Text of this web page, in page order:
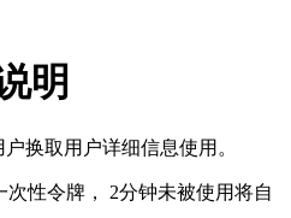
明
换取用户详细信息使用。
次性令牌， 2分钟未被使用将自